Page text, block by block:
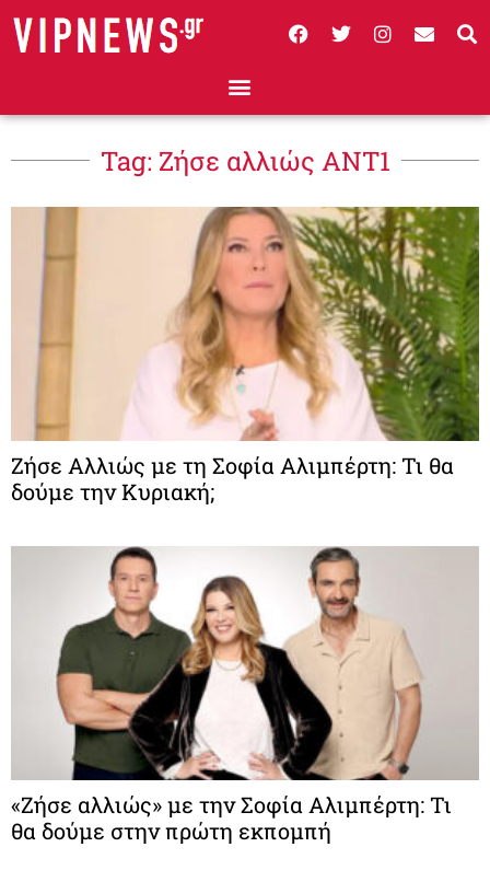
Tag: Ζήσε αλλιώς ΑΝΤ1
Ζήσε Αλλιώς με τη Σοφία Αλιμπέρτη: Τι θα
δούμε την Κυριακή;
«Ζήσε αλλιώς» με την Σοφία Αλιμπέρτη: Τι
θα δούμε στην πρώτη εκπομπή